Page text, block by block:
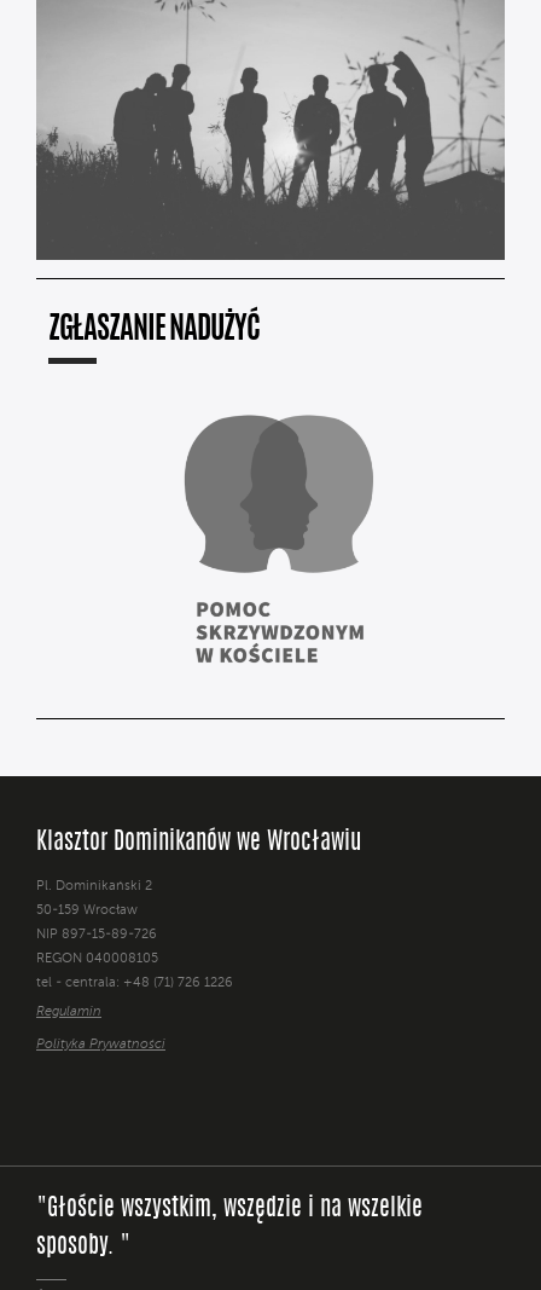
ZGŁASZANIE NADUŻYĆ
Klasztor Dominikanów we Wrocławiu
Pl. Dominikański 2
50-159 Wrocław
NIP 897-15-89-726
REGON 040008105
tel - centrala: +48 (71) 726 1226
Regulamin
Polityka Prywatności
"Głoście wszystkim, wszędzie i na wszelkie
sposoby. "